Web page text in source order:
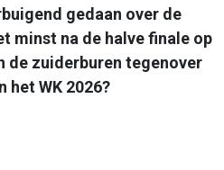
gedaan over de
minst na de halve finale op
de zuiderburen tegenover
het WK 2026?